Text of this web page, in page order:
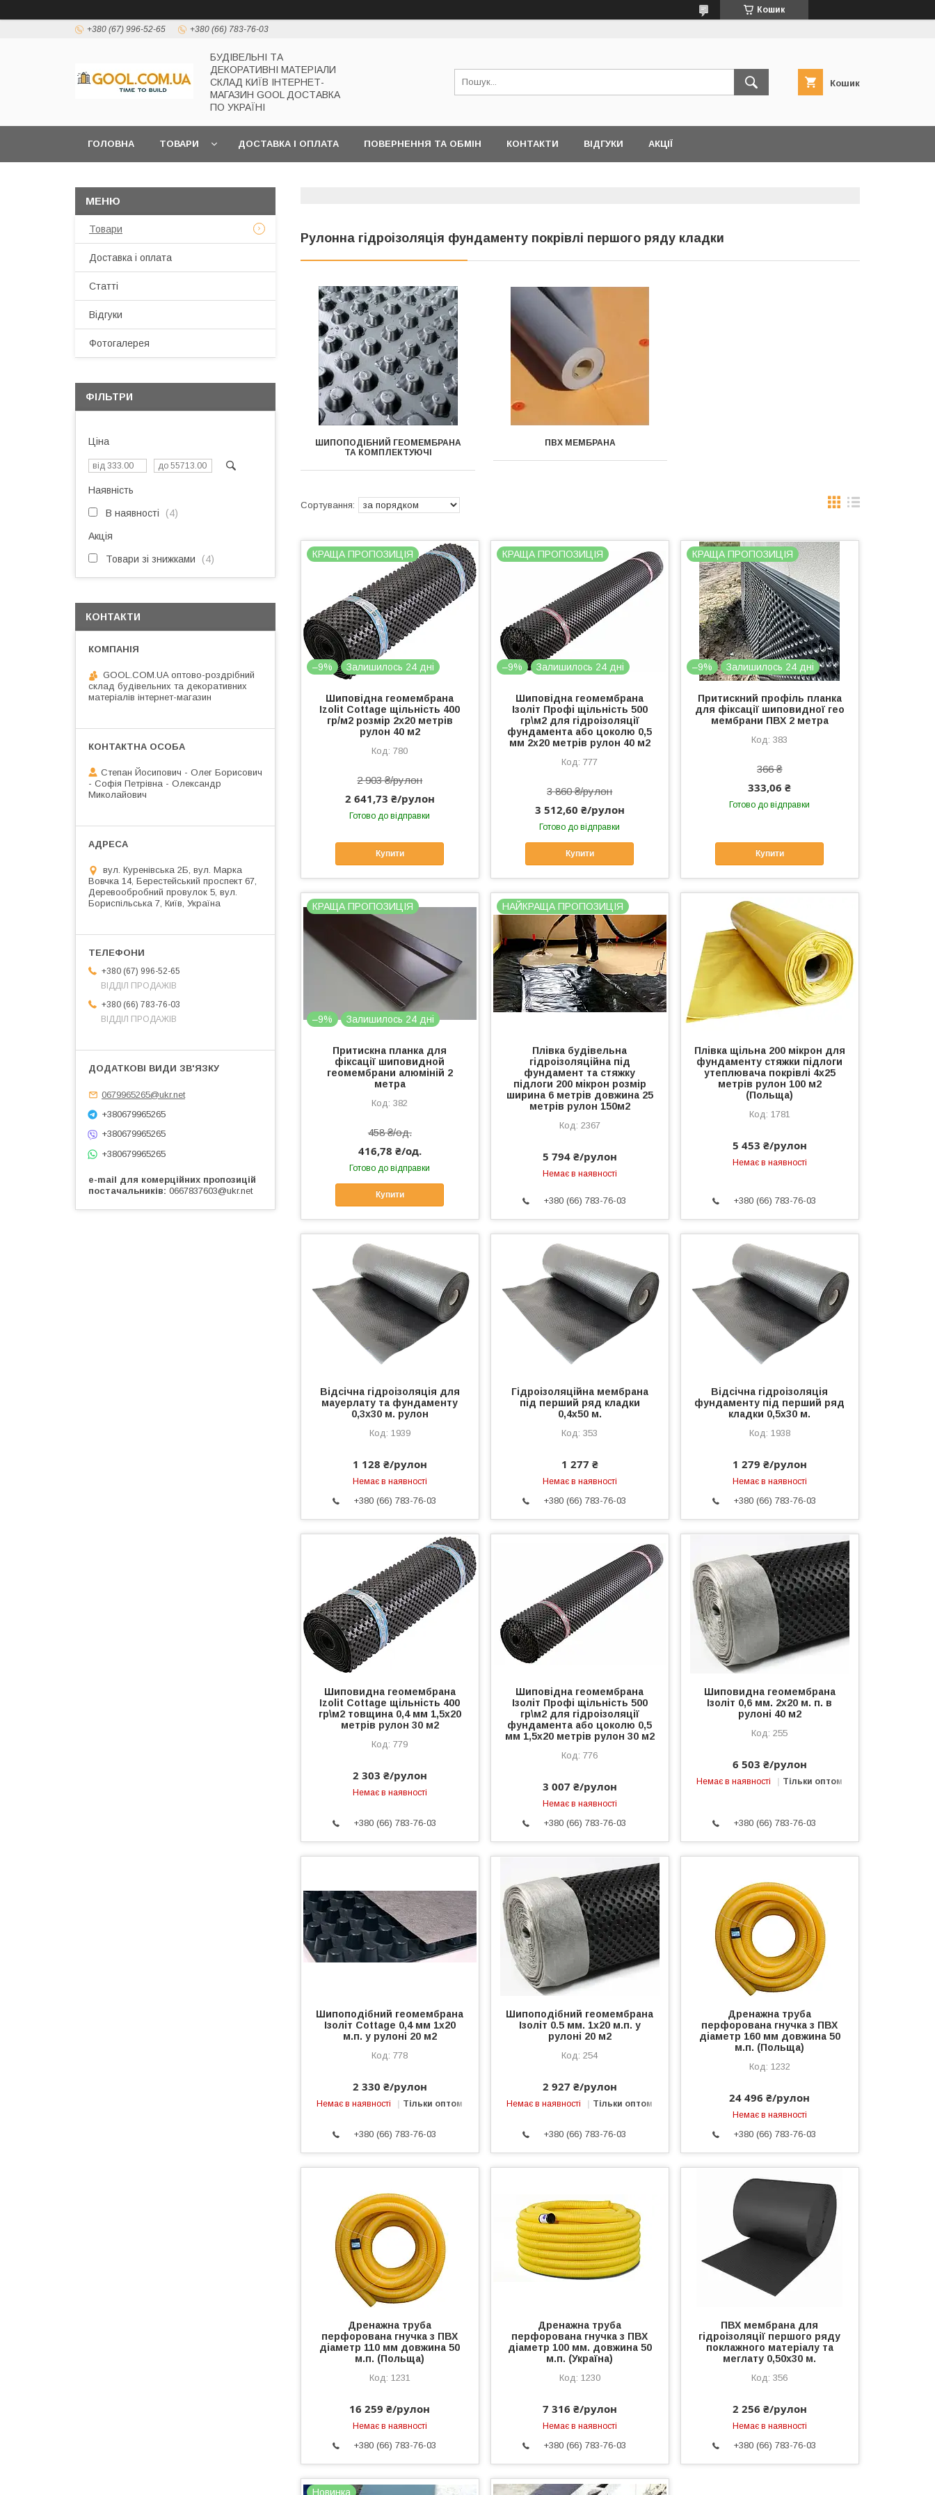
Кошик
+380 (67) 996-52-65 +380 (66) 783-76-03
БУДІВЕЛЬНІ ТА
ДЕКОРАТИВНІ МАТЕРІАЛИ
СКЛАД КИЇВ ІНТЕРНЕТ-
МАГАЗИН GOOL ДОСТАВКА
ПО УКРАЇНІ
Кошик
ГОЛОВНА ТОВАРИ ДОСТАВКА І ОПЛАТА ПОВЕРНЕННЯ ТА ОБМІН КОНТАКТИ ВІДГУКИ АКЦІЇ
Рулонна гідроізоляція фундаменту покрівлі першого ряду кладки
ШИПОПОДІБНИЙ ГЕОМЕМБРАНА
ТА КОМПЛЕКТУЮЧІ
ПВХ МЕМБРАНА
КРАЩА ПРОПОЗИЦІЯ
–9% Залишилось 24 дні
Шиповідна геомембрана
Izolit Cottage щільність 400
гр/м2 розмір 2х20 метрів
рулон 40 м2
780
2 903 ₴/рулон
2 641,73 ₴/рулон
Готово до відправки
Купити
КРАЩА ПРОПОЗИЦІЯ
–9% Залишилось 24 дні
Шиповідна геомембрана
Ізоліт Профі щільність 500
гр\м2 для гідроізоляції
фундамента або цоколю 0,5
мм 2х20 метрів рулон 40 м2
777
3 860 ₴/рулон
3 512,60 ₴/рулон
Готово до відправки
Купити
КРАЩА ПРОПОЗИЦІЯ
–9% Залишилось 24 дні
Притискний профіль планка
для фіксації шиповидної гео
мембрани ПВХ 2 метра
383
366 ₴
333,06 ₴
Готово до відправки
Купити
КРАЩА ПРОПОЗИЦІЯ
–9% Залишилось 24 дні
Притискна планка для
фіксації шиповидной
геомембрани алюміній 2
метра
382
458 ₴/од.
416,78 ₴/од.
Готово до відправки
Купити
НАЙКРАЩА ПРОПОЗИЦІЯ
Плівка будівельна
гідроізоляційна під
фундамент та стяжку
підлоги 200 мікрон розмір
ширина 6 метрів довжина 25
метрів рулон 150м2
2367
5 794 ₴/рулон
Немає в наявності
+380 (66) 783-76-03
Плівка щільна 200 мікрон для
фундаменту стяжки підлоги
утеплювача покрівлі 4x25
метрів рулон 100 м2
(Польща)
1781
5 453 ₴/рулон
Немає в наявності
+380 (66) 783-76-03
Відсічна гідроізоляція для
мауерлату та фундаменту
0,3х30 м. рулон
1939
1 128 ₴/рулон
Немає в наявності
+380 (66) 783-76-03
Гідроізоляційна мембрана
під перший ряд кладки
0,4х50 м.
353
1 277 ₴
Немає в наявності
+380 (66) 783-76-03
Відсічна гідроізоляція
фундаменту під перший ряд
кладки 0,5х30 м.
1938
1 279 ₴/рулон
Немає в наявності
+380 (66) 783-76-03
Шиповидна геомембрана
Izolit Cottage щільність 400
гр\м2 товщина 0,4 мм 1,5х20
метрів рулон 30 м2
779
2 303 ₴/рулон
Немає в наявності
+380 (66) 783-76-03
Шиповідна геомембрана
Ізоліт Профі щільність 500
гр\м2 для гідроізоляції
фундамента або цоколю 0,5
мм 1,5х20 метрів рулон 30 м2
776
3 007 ₴/рулон
Немає в наявності
+380 (66) 783-76-03
Шиповидна геомембрана
Ізоліт 0,6 мм. 2х20 м. п. в
рулоні 40 м2
255
6 503 ₴/рулон
Немає в наявності Тільки оптом
+380 (66) 783-76-03
Шипоподібний геомембрана
Ізоліт Cottage 0,4 мм 1х20
м.п. у рулоні 20 м2
778
2 330 ₴/рулон
Немає в наявності Тільки оптом
+380 (66) 783-76-03
Шипоподібний геомембрана
Ізоліт 0.5 мм. 1х20 м.п. у
рулоні 20 м2
254
2 927 ₴/рулон
Немає в наявності Тільки оптом
+380 (66) 783-76-03
Дренажна труба
перфорована гнучка з ПВХ
діаметр 160 мм довжина 50
м.п. (Польща)
1232
24 496 ₴/рулон
Немає в наявності
+380 (66) 783-76-03
Дренажна труба
перфорована гнучка з ПВХ
діаметр 110 мм довжина 50
м.п. (Польща)
1231
16 259 ₴/рулон
Немає в наявності
+380 (66) 783-76-03
Дренажна труба
перфорована гнучка з ПВХ
діаметр 100 мм. довжина 50
м.п. (Україна)
1230
7 316 ₴/рулон
Немає в наявності
+380 (66) 783-76-03
ПВХ мембрана для
гідроізоляції першого ряду
поклажного матеріалу та
меглату 0,50х30 м.
356
2 256 ₴/рулон
Немає в наявності
+380 (66) 783-76-03
Новинка
Товари
Доставка і оплата
Статті
Відгуки
Фотогалерея
ФІЛЬТРИ
Ціна
Наявність
В наявності 4
Акція
Товари зі знижками 4
КОНТАКТИ
GOOL.COM.UA оптово-роздрібний
склад будівельних та декоративних
матеріалів інтернет-магазин
Степан Йосипович - Олег Борисович
- Софія Петрівна - Олександр
Миколайович
вул. Куренівська 2Б, вул. Марка
Вовчка 14, Берестейський проспект 67,
Деревообробний провулок 5, вул.
Бориспільська 7, Київ, Україна
+380 (67) 996-52-65
ВІДДІЛ ПРОДАЖІВ
+380 (66) 783-76-03
ВІДДІЛ ПРОДАЖІВ
0679965265@ukr.net
+380679965265
+380679965265
+380679965265
e-mail для комерційних пропозицій
постачальників 0667837603@ukr.net